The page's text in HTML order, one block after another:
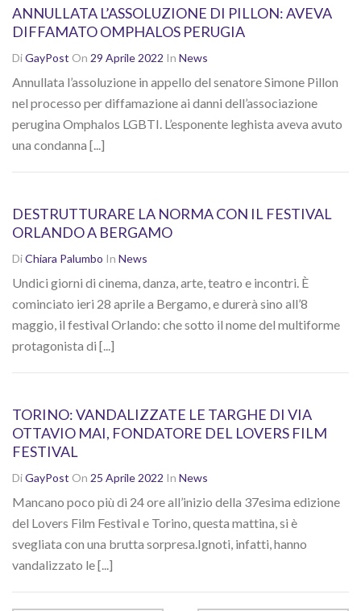
ANNULLATA L’ASSOLUZIONE DI PILLON: AVEVA
DIFFAMATO OMPHALOS PERUGIA
DiGayPost On 29 Aprile 2022 In News
Annullata l’assoluzione in appello del senatore Simone Pillon
nel processo per diffamazione ai danni dell’associazione
perugina Omphalos LGBTI. L’esponente leghista aveva avuto
una condanna [...]
DESTRUTTURARE LA NORMA CON IL FESTIVAL
ORLANDO A BERGAMO
DiChiara Palumbo In News
Undici giorni di cinema, danza, arte, teatro e incontri. È
cominciato ieri 28 aprile a Bergamo, e durerà sino all’8
maggio, il festival Orlando: che sotto il nome del multiforme
protagonista di [...]
TORINO: VANDALIZZATE LE TARGHE DI VIA
OTTAVIO MAI, FONDATORE DEL LOVERS FILM
FESTIVAL
DiGayPost On 25 Aprile 2022 In News
Mancano poco più di 24 ore all’inizio della 37esima edizione
del Lovers Film Festival e Torino, questa mattina, si è
svegliata con una brutta sorpresa.Ignoti, infatti, hanno
vandalizzato le [...]